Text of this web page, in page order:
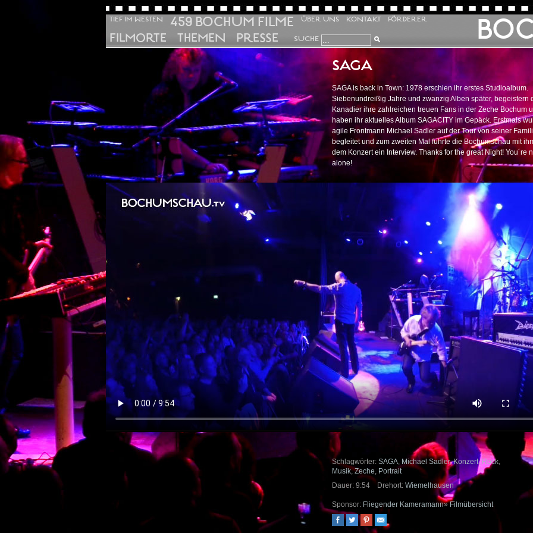
TIEF IM WESTEN 459 BOCHUM FILME ÜBER UNS KONTAKT FÖRDERER
FILMORTE THEMEN PRESSE SUCHE
SAGA
SAGA is back in Town: 1978 erschien ihr erstes Studioalbum.
Siebenundreißig Jahre und zwanzig Alben später, begeistern
Kanadier ihre zahlreichen treuen Fans in der Zeche Bochum
haben ihr aktuelles Album SAGACITY im Gepäck. Erstmals
agile Frontmann Michael Sadler auf der Tour von seiner
begleitet und zum zweiten Mal führte die Bochumschau mit
dem Konzert ein Interview. Thanks for the great Night! You´re
alone!
Schlagwörter: SAGA, Michael Sadler,Konzert, Rock,
Musik,Zeche, Portrait
Dauer: 9:54
Drehort: Wiemelhausen
Sponsor: Fliegender Kameramann»Filmübersicht